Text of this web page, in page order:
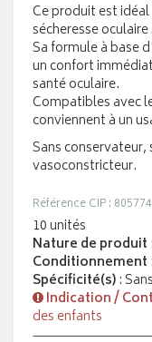
Ce produit est
sécheresse
Sa formule à base
un confort
santé oculaire.
Compatibles avec
conviennent à un
Sans
vasoconstricteur.
Référence CIP :
10 unités
Nature de produit
Conditionnement
Spécificité(s):
Indication /
des enfants